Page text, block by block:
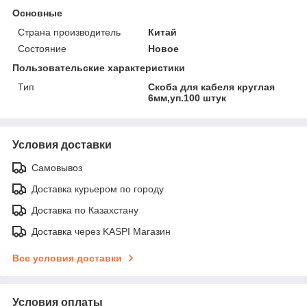
Основные
Страна производитель
Китай
Состояние
Новое
Пользовательские характеристики
Тип
Скоба для кабеля круглая
6мм,уп.100 штук
Условия доставки
Самовывоз
Доставка курьером по городу
Доставка по Казахстану
Доставка через KASPI Магазин
Все условия доставки
Условия оплаты